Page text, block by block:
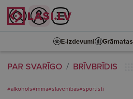
E-izdevumi Grāmatas
PAR SVARĪGO BRĪVBRĪDIS
#alkohols#mma#slavenības#sportisti